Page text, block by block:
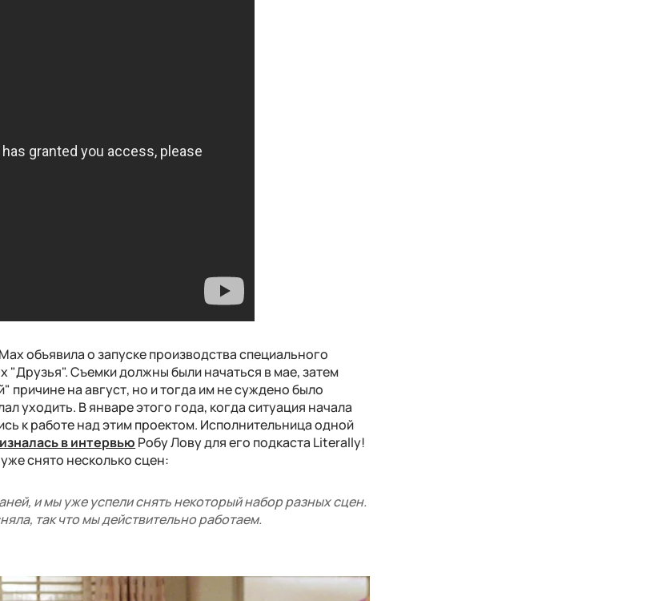
объявила о запуске производства специального
"Друзья". Съемки должны были начаться в мае, затем
на август, но и тогда им не суждено было
уходить. В январе этого года, когда ситуация начала
к работе над этим проектом. Исполнительница одной
в интервью Робу Лову для его подкаста Literally!
снято несколько сцен:
и мы уже успели снять некоторый набор разных сцен.
так что мы действительно работаем.